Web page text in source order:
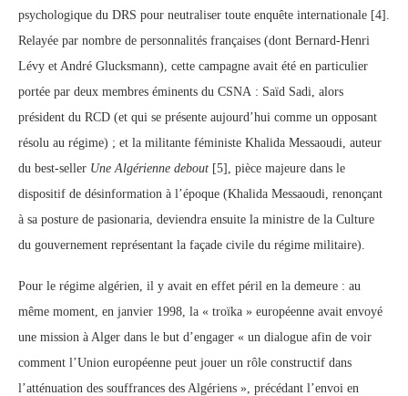
psychologique du DRS pour neutraliser toute enquête internationale [4].
Relayée par nombre de personnalités françaises (dont Bernard-Henri
Lévy et André Glucksmann), cette campagne avait été en particulier
portée par deux membres éminents du CSNA : Saïd Sadi, alors
président du RCD (et qui se présente aujourd’hui comme un opposant
résolu au régime) ; et la militante féministe Khalida Messaoudi, auteur
du best-seller Une Algérienne debout [5], pièce majeure dans le
dispositif de désinformation à l’époque (Khalida Messaoudi, renonçant
à sa posture de pasionaria, deviendra ensuite la ministre de la Culture
du gouvernement représentant la façade civile du régime militaire).
Pour le régime algérien, il y avait en effet péril en la demeure : au
même moment, en janvier 1998, la « troïka » européenne avait envoyé
une mission à Alger dans le but d’engager « un dialogue afin de voir
comment l’Union européenne peut jouer un rôle constructif dans
l’atténuation des souffrances des Algériens », précédant l’envoi en